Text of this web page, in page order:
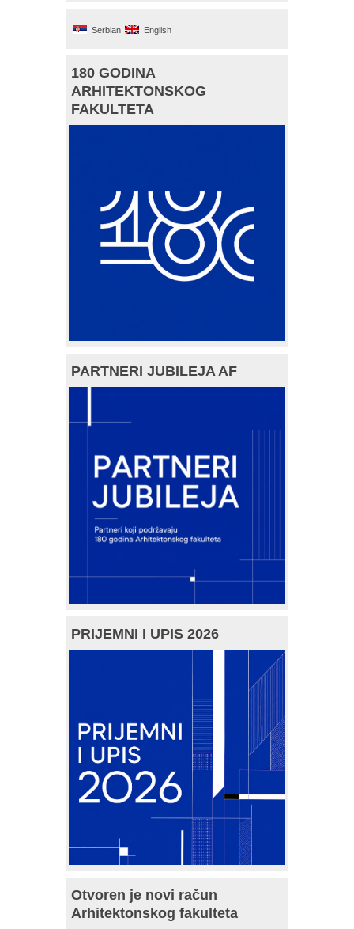
Serbian English
180 GODINA
ARHITEKTONSKOG
FAKULTETA
PARTNERI JUBILEJA AF
PRIJEMNI I UPIS 2026
Otvoren je novi račun
Arhitektonskog fakulteta